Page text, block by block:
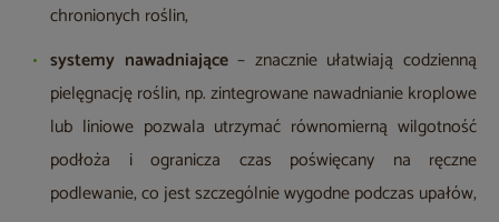
chronionych roślin,
systemy nawadniające– znacznie ułatwiają codzienną
pielęgnację roślin, np. zintegrowane nawadnianie kroplowe
lub liniowe pozwala utrzymać równomierną wilgotność
podłoża i ogranicza czas poświęcany na ręczne
podlewanie, co jest szczególnie wygodne podczas upałów,